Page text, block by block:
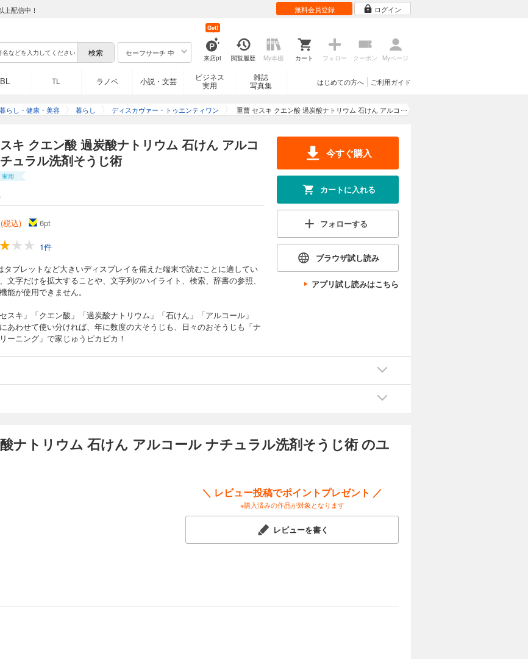
配信中！ 無料会員登録 ログイン
セーフサーチ 中
来店pt
Get!
閲覧履歴 My本棚 カート フォロー クーポン Myページ
BL TL ラノベ 小説・文芸
ビジネス
実用
雑誌
写真集
ご利用ガイド
はじめての方へ
暮らし・健康・美容 暮らし ディスカヴァー・トゥエンティワン
重曹 セスキ クエン酸 過炭酸ナトリウム 石けん アルコ
キ クエン酸 過炭酸ナトリウム 石けん アルコ
ュラル洗剤そうじ術
実用
税込) 6pt
1件
タブレットなど大きいディスプレイを備えた端末で読むことに適してい
文字だけを拡大することや、文字列のハイライト、検索、辞書の参照、
能が使用できません。
スキ」「クエン酸」「過炭酸ナトリウム」「石けん」「アルコール」
あわせて使い分ければ、年に数度の大そうじも、日々のおそうじも「ナ
ーニング」で家じゅうピカピカ！
今すぐ購入
カートに入れる
フォローする
ブラウザ試し読み
アプリ試し読みはこちら
ナトリウム 石けん アルコール ナチュラル洗剤そうじ術 のユ
＼ レビュー投稿でポイントプレゼント ／
※購入済みの作品が対象となります
レビューを書く